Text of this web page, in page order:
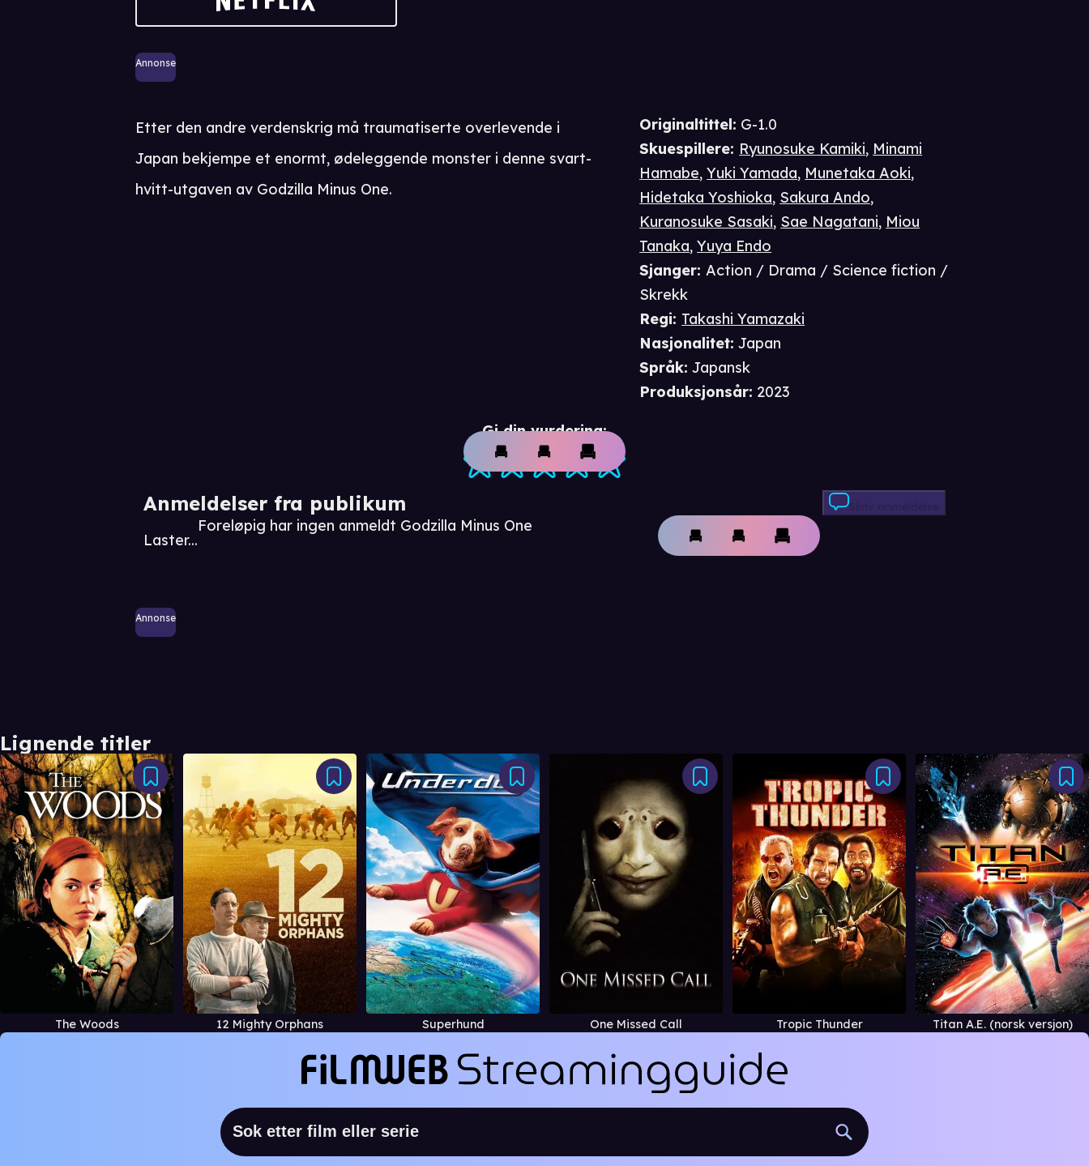
Annonse
Gi din vurdering:
Anmeldelser fra publikum
Laster...
Foreløpig har ingen anmeldt Godzilla Minus One
Skriv anmeldelse
Annonse
Originaltittel: G-1.0
Skuespillere: Ryunosuke Kamiki, Minami
Hamabe,Yuki Yamada, Munetaka Aoki,
Hidetaka Yoshioka, Sakura Ando,
Kuranosuke Sasaki, Sae Nagatani, Miou
Tanaka,Yuya Endo
Sjanger:Action / Drama / Science fiction /
Skrekk
Regi: Takashi Yamazaki
Nasjonalitet: Japan
Språk: Japansk
Produksjonsår: 2023
Etter den andre verdenskrig må traumatiserte overlevende i
Japan bekjempe et enormt, ødeleggende monster i denne svart-
hvitt-utgaven av Godzilla Minus One.
Lignende titler
The Woods 12 Mighty Orphans Superhund One Missed Call Tropic Thunder Titan A.E. (norsk versjon)